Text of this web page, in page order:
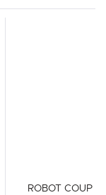
ROBOT COUPE